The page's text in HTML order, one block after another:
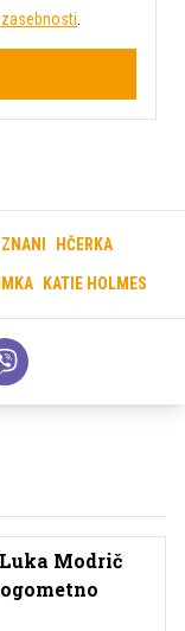
.
ZNANI HČERKA
KATIE HOLMES
Modrič